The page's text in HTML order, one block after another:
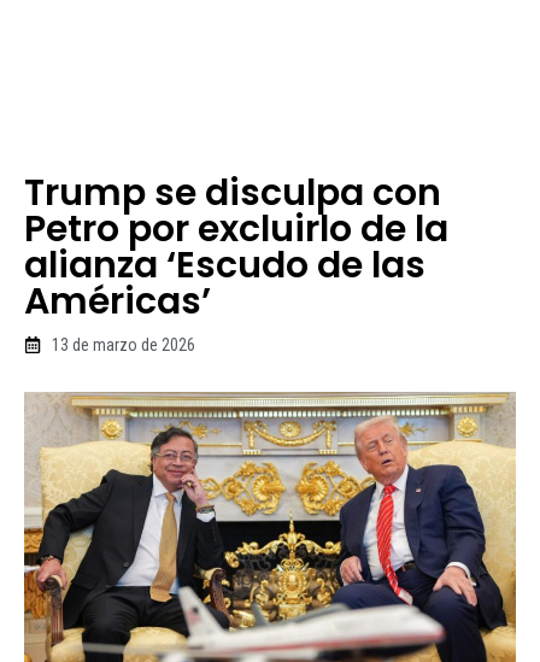
Trump se disculpa con
Petro por excluirlo de la
alianza ‘Escudo de las
Américas’
13 de marzo de 2026